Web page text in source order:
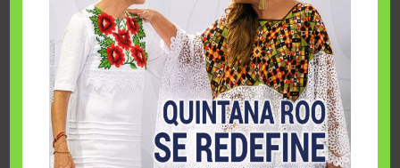
Fairmont Mayakoba y Make-A-Wish México unieron
esfuerzos para hacer realidad el deseo de una …